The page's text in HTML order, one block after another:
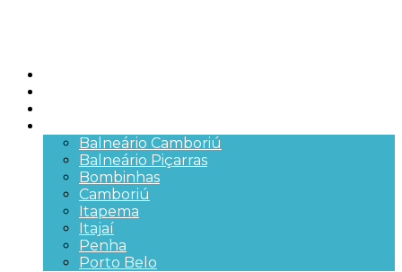
Balneário Camboriú
Balneário Piçarras
Bombinhas
Camboriú
Itapema
Itajaí
Penha
Porto Belo